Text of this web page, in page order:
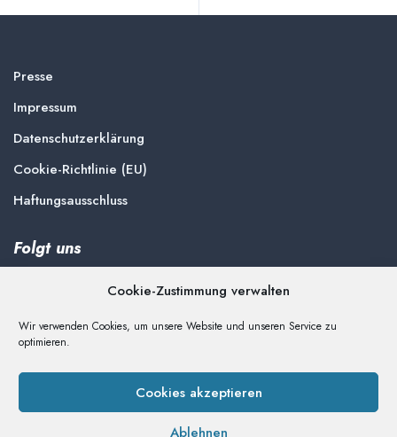
Cookie-Zustimmung verwalten
Wir verwenden Cookies, um unsere Website und unseren Service zu
optimieren.
Cookies akzeptieren
Ablehnen
Presse
Impressum
Datenschutzerklärung
Cookie-Richtlinie (EU)
Haftungsausschluss
Folgt uns
Spenden
Unterstützen Sie die Arbeit der Delmenhorster Liste